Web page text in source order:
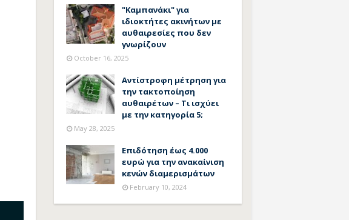
"Καμπανάκι" για
ιδιοκτήτες ακινήτων με
αυθαιρεσίες που δεν
γνωρίζουν
October 16, 2025
Αντίστροφη μέτρηση για
την τακτοποίηση
αυθαιρέτων – Τι ισχύει
με την κατηγορία 5;
May 28, 2025
Επιδότηση έως 4.000
ευρώ για την ανακαίνιση
κενών διαμερισμάτων
February 10, 2024